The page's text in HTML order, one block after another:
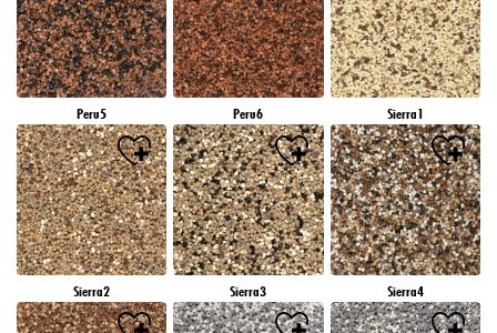
Peru5 Peru6 Sierra1
Sierra2 Sierra3 Sierra4